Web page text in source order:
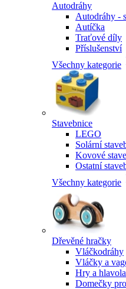
Autodráhy
Autodráhy -
Autíčka
Traťové díly
Příslušenství
Všechny kategorie
Stavebnice
LEGO
Solární
Kovové
Ostatní
Všechny kategorie
Dřevěné hračky
Vláčkodráhy
Vláčky a
Hry a
Domečky